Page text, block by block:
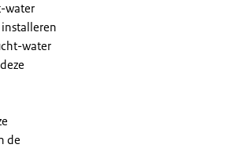
water
water
de